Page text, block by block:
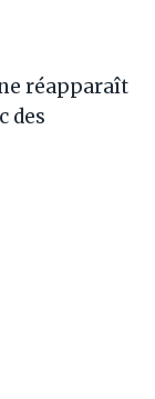
réapparaît
des